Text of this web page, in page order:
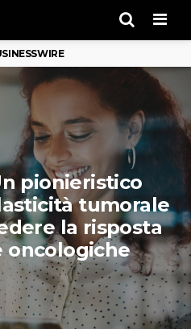
pionieristico
tumorale
la risposta
oncologiche